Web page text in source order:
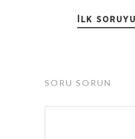
İLK
SORU SORUN